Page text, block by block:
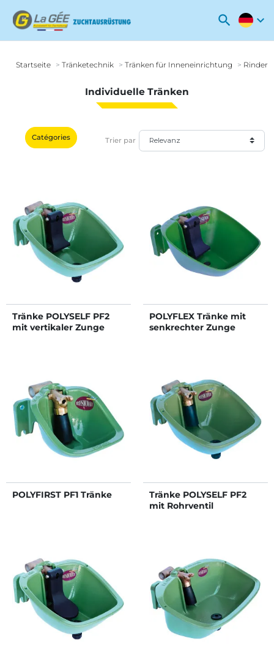
search expand_more
Startseite Tränketechnik Tränken für Inneneinrichtung Rinder
Individuelle Tränken
Catégories Trier par
Tränke POLYSELF PF2
mit vertikaler Zunge
POLYFLEX Tränke mit
senkrechter Zunge
POLYFIRST PF1 Tränke
Tränke POLYSELF PF2
mit Rohrventil